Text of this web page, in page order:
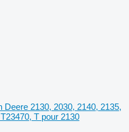
Deere 2130, 2030, 2140, 2135,
T pour 2130